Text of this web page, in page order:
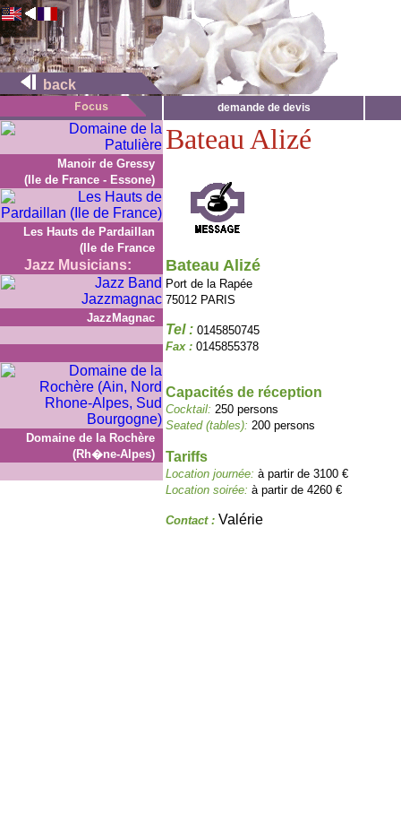
back
demande de devis
Manoir de Gressy
(Ile de France - Essone)
Les Hauts de Pardaillan
(Ile de France
Jazz Musicians:
JazzMagnac
Domaine de la Rochère
(Rh�ne-Alpes)
Bateau Alizé
Bateau Alizé
Port de la Rapée
75012 PARIS
Tel : 0145850745
Fax : 0145855378
Capacités de réception
Cocktail: 250 persons
Seated (tables): 200 persons
Tariffs
Location journée: à partir de 3100 €
Location soirée: à partir de 4260 €
Contact : Valérie